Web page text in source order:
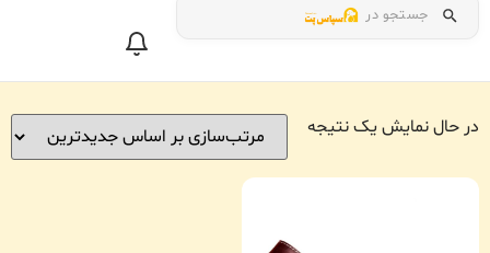
جستجو در
در حال نمایش یک نتیجه